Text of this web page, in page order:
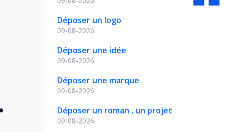
Déposer un logo
09-08-2026
Déposer une idée
09-08-2026
Déposer une marque
09-08-2026
Déposer un roman , un projet
09-08-2026